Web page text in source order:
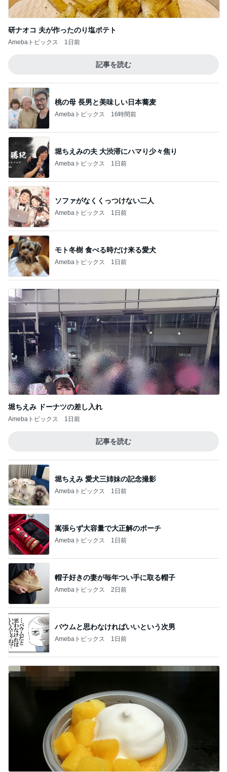
研ナオコ 夫が作ったのり塩ポテト
Amebaトピックス 1日前
記事を読む
桃の母 長男と美味しい日本蕎麦
Amebaトピックス 16時間前
堀ちえみの夫 大渋滞にハマり少々焦り
Amebaトピックス 1日前
ソファがなくくっつけない二人
Amebaトピックス 1日前
モト冬樹 食べる時だけ来る愛犬
Amebaトピックス 1日前
堀ちえみ ドーナツの差し入れ
Amebaトピックス 1日前
記事を読む
堀ちえみ 愛犬三姉妹の記念撮影
Amebaトピックス 1日前
嵩張らず大容量で大正解のポーチ
Amebaトピックス 1日前
帽子好きの妻が毎年つい手に取る帽子
Amebaトピックス 2日前
バウムと思わなければいいという次男
Amebaトピックス 1日前